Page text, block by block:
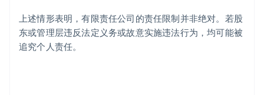
上述情形表明，有限责任公司的责任限制并非绝对。若股
东或管理层违反法定义务或故意实施违法行为，均可能被
追究个人责任。